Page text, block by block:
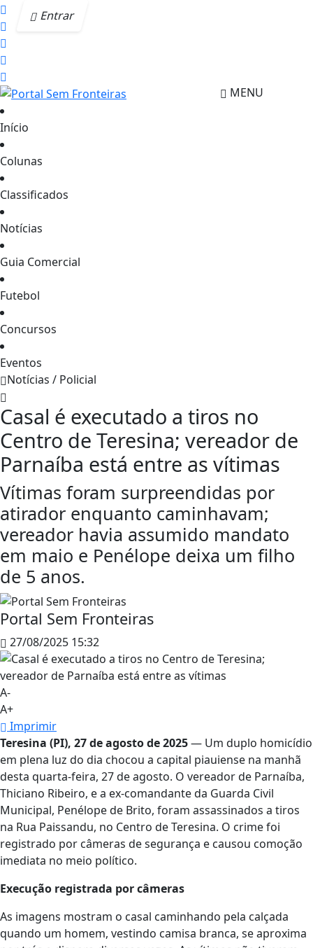
Entrar
MENU
Início
Colunas
Classificados
Notícias
Guia Comercial
Futebol
Concursos
Eventos
Notícias / Policial
Casal é executado a tiros no
Centro de Teresina; vereador de
Parnaíba está entre as vítimas
Vítimas foram surpreendidas por
atirador enquanto caminhavam;
vereador havia assumido mandato
em maio e Penélope deixa um filho
de 5 anos.
Portal Sem Fronteiras
27/08/2025 15:32
A-
A+
Imprimir
Teresina (PI), 27 de agosto de 2025— Um duplo homicídio
em plena luz do dia chocou a capital piauiense na manhã
desta quarta-feira, 27 de agosto. O vereador de Parnaíba,
Thiciano Ribeiro, e a ex-comandante da Guarda Civil
Municipal, Penélope de Brito, foram assassinados a tiros
na Rua Paissandu, no Centro de Teresina. O crime foi
registrado por câmeras de segurança e causou comoção
imediata no meio político.
Execução registrada por câmeras
As imagens mostram o casal caminhando pela calçada
quando um homem, vestindo camisa branca, se aproxima